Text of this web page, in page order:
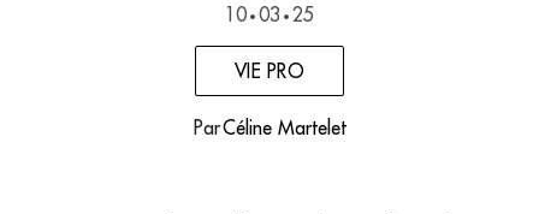
10 • 03 • 25
VIE PRO
ParCéline Martelet